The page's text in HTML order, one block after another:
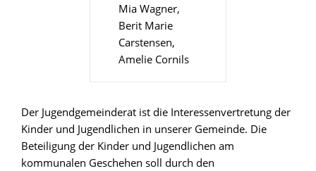
Mia Wagner,
Berit Marie
Carstensen,
Amelie Cornils
Der Jugendgemeinderat ist die Interessenvertretung der
Kinder und Jugendlichen in unserer Gemeinde. Die
Beteiligung der Kinder und Jugendlichen am
kommunalen Geschehen soll durch den